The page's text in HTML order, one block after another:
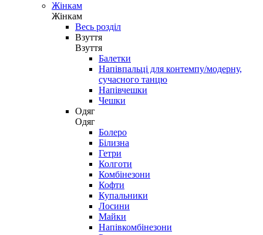
Жінкам
Жінкам
Весь розділ
Взуття
Взуття
Балетки
Напівпальці для контемпу/модерну,
сучасного танцю
Напівчешки
Чешки
Одяг
Одяг
Болеро
Білизна
Гетри
Колготи
Комбінезони
Кофти
Купальники
Лосини
Майки
Напівкомбінезони